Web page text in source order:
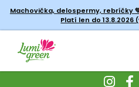
Machovička, delospermy, rebríčky
Platí len do